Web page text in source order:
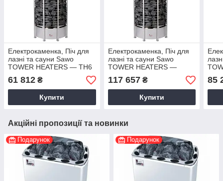
Електрокаменка, Піч для
лазні та сауни Sawo
TOWER HEATERS — TH6
120N
61 812 ₴
Купити
Електрокаменка, Піч для
лазні та сауни Sawo
TOWER HEATERS —
TH12 210N
117 657₴
Купити
85
Акційні пропозиції та новинки
Подарунок Подарунок